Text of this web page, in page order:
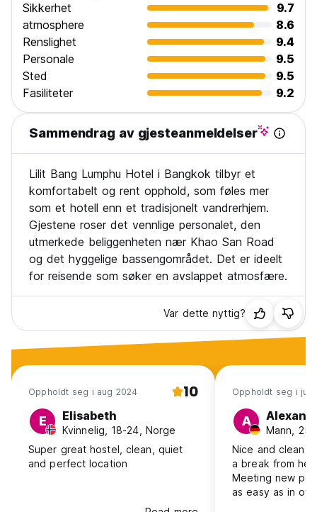
Sikkerhet
9.7
atmosphere
8.6
Renslighet
9.4
Personale
9.5
Sted
9.5
Fasiliteter
9.2
Sammendrag av gjesteanmeldelser
Lilit Bang Lumphu Hotel i Bangkok tilbyr et
komfortabelt og rent opphold, som føles mer
som et hotell enn et tradisjonelt vandrerhjem.
Gjestene roser det vennlige personalet, den
utmerkede beliggenheten nær Khao San Road
og det hyggelige bassengområdet. Det er ideelt
for reisende som søker en avslappet atmosfære.
Var dette nyttig?
Oppholdt seg i aug 2024 10
E Elisabeth
Kvinnelig, 18-24, Norge
Super great hostel, clean, quiet
and perfect location
Oppholdt seg i jul
A
Mann,
Nice and clean
a break from
Meeting new
as easy as in